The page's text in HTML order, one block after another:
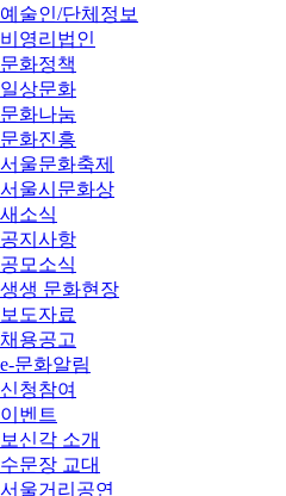
예술인/단체정보
비영리법인
문화정책
일상문화
문화나눔
문화진흥
서울문화축제
서울시문화상
새소식
공지사항
공모소식
생생 문화현장
보도자료
채용공고
e-문화알림
신청참여
이벤트
보신각 소개
수문장 교대
서울거리공연